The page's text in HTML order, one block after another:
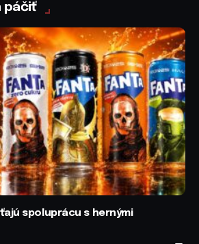
páčiť
spoluprácu s hernými